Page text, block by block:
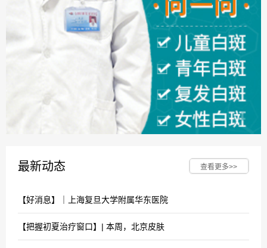
最新动态 查看更多>>
【好消息】｜上海复旦大学附属华东医院
【把握初夏治疗窗口】| 本周，北京皮肤